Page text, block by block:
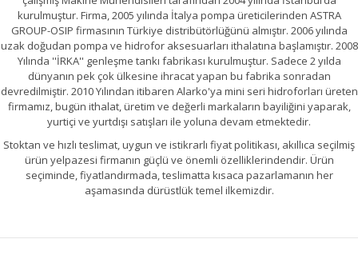
kurulmuştur. Firma, 2005 yılında İtalya pompa üreticilerinden ASTRA
GROUP-OSIP firmasının Türkiye distribütörlüğünü almıştır. 2006 yılında
uzak doğudan pompa ve hidrofor aksesuarları ithalatına başlamıştır. 2008
Yılında ''İRKA'' genleşme tankı fabrikası kurulmuştur. Sadece 2 yılda
dünyanın pek çok ülkesine ihracat yapan bu fabrika sonradan
devredilmiştir. 2010 Yılından itibaren Alarko'ya mini seri hidroforları üreten
firmamız, bugün ithalat, üretim ve değerli markaların bayiliğini yaparak,
yurtiçi ve yurtdışı satışları ile yoluna devam etmektedir.
Stoktan ve hızlı teslimat, uygun ve istikrarlı fiyat politikası, akıllıca seçilmiş
ürün yelpazesi firmanın güçlü ve önemli özelliklerindendir. Ürün
seçiminde, fiyatlandırmada, teslimatta kısaca pazarlamanın her
aşamasında dürüstlük temel ilkemizdir.